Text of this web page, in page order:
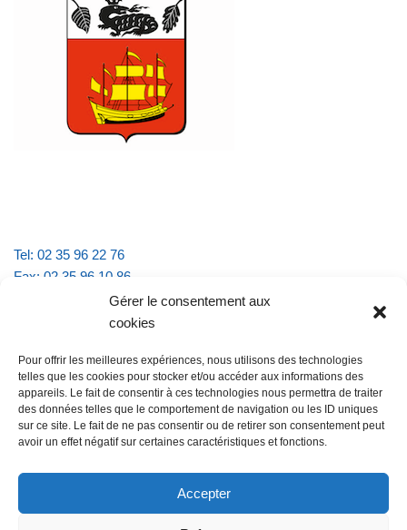
Gérer le consentement aux
cookies
Pour offrir les meilleures expériences, nous utilisons des technologies
telles que les cookies pour stocker et/ou accéder aux informations des
appareils. Le fait de consentir à ces technologies nous permettra de traiter
des données telles que le comportement de navigation ou les ID uniques
sur ce site. Le fait de ne pas consentir ou de retirer son consentement peut
avoir un effet négatif sur certaines caractéristiques et fonctions.
Accepter
Tel: 02 35 96 22 76
Fax: 02 35 96 10 86
Email : mairie.vattevillelarue@wanadoo.fr
lundi et jeudi de 9h à 11h30
mardi et vendredi de 16h à 18h30